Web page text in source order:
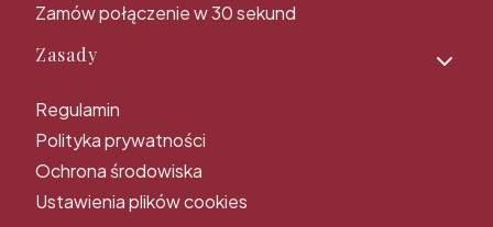
Zamów połączenie w 30 sekund
Zasady
Regulamin
Polityka prywatności
Ochrona środowiska
Ustawienia plików cookies